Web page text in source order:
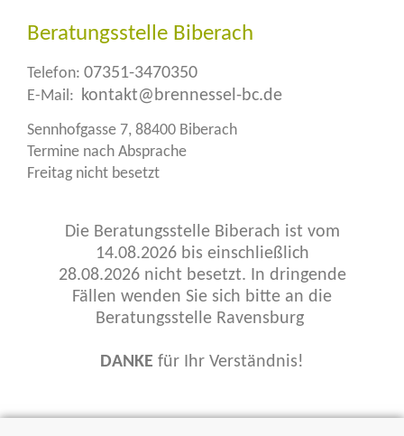
Beratungsstelle Biberach
Telefon: 07351-3470350
E-Mail: kontakt@brennessel-bc.de
Sennhofgasse 7, 88400 Biberach
Termine nach Absprache
Freitag nicht besetzt
Die Beratungsstelle Biberach ist vom
14.08.2026 bis einschließlich
28.08.2026 nicht besetzt. In dringende
Fällen wenden Sie sich bitte an die
Beratungsstelle Ravensburg
DANKE für Ihr Verständnis!